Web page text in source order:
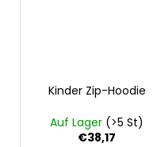
Kinder Zip-Hoodie
Auf Lager (>5 St)
€38,17